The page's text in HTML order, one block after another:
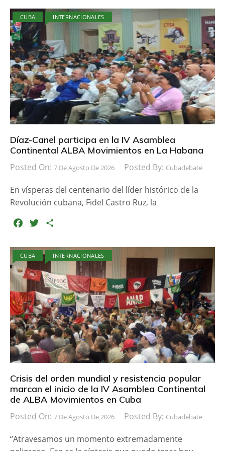
CUBA INTERNACIONALES
Díaz-Canel participa en la IV Asamblea
Continental ALBA Movimientos en La Habana
Posted On: 7 De Agosto De 2026 Posted By: Cubadebate
En vísperas del centenario del líder histórico de la
Revolución cubana, Fidel Castro Ruz, la
c
e
b
o
o
k
i
t
t
e
r
m
p
r
t
i
r
CUBA INTERNACIONALES
Crisis del orden mundial y resistencia popular
marcan el inicio de la IV Asamblea Continental
de ALBA Movimientos en Cuba
Posted On: 7 De Agosto De 2026 Posted By: Cubadebate
“Atravesamos un momento extremadamente